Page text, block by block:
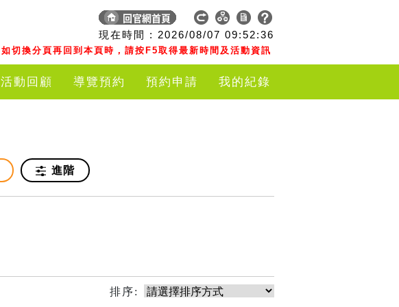
現在時間 : 2026/08/07 09:52:36
如切換分頁再回到本頁時，請按F5取得最新時間及活動資訊
活動回顧 導覽預約 預約申請 我的紀錄
進階
排序: